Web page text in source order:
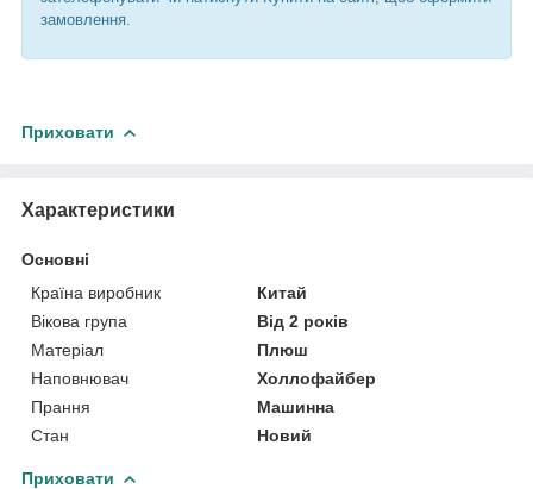
замовлення.
Приховати
Характеристики
Основні
Країна виробник
Китай
Вікова група
Від 2 років
Матеріал
Плюш
Наповнювач
Холлофайбер
Прання
Машинна
Стан
Новий
Приховати